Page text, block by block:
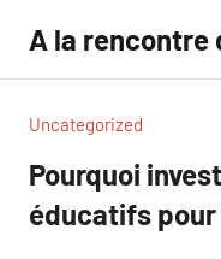
contenu
A la rencontre
Uncategorized
Pourquoi
éducatifs